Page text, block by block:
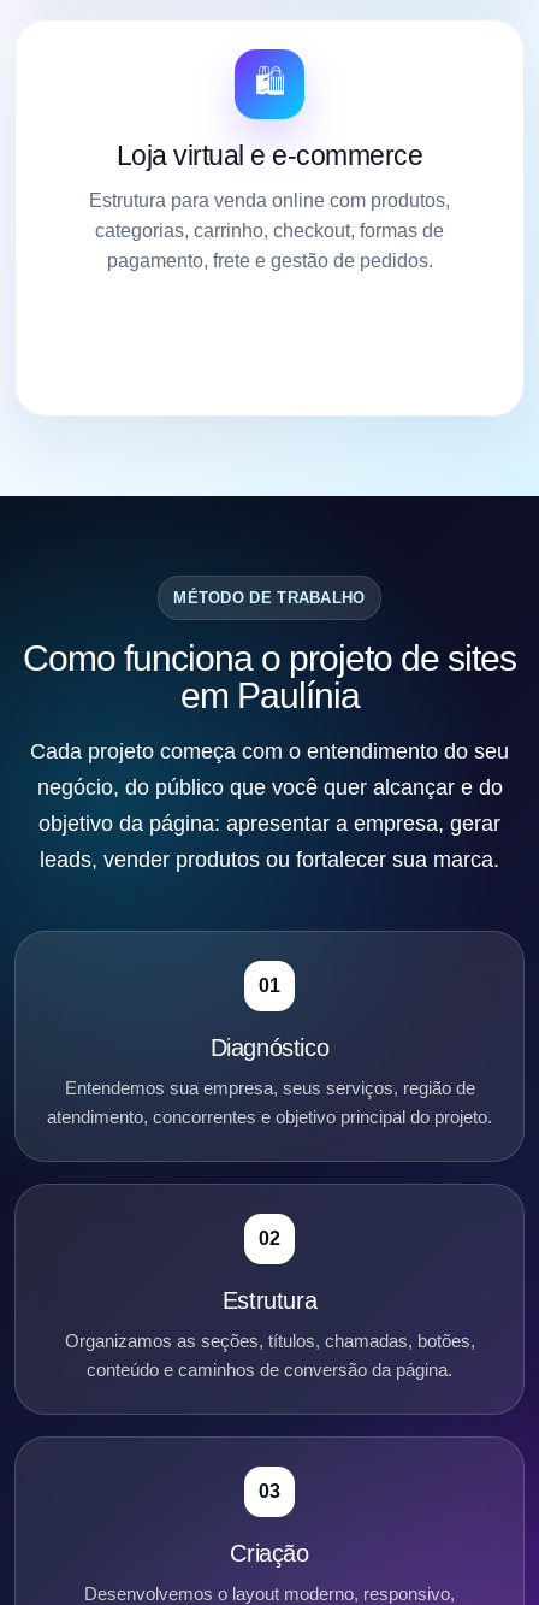
🛍️
Loja virtual e e-commerce
Estrutura para venda online com produtos,
categorias, carrinho, checkout, formas de
pagamento, frete e gestão de pedidos.
MÉTODO DE TRABALHO
Como funciona o projeto de sites
em Paulínia
Cada projeto começa com o entendimento do seu
negócio, do público que você quer alcançar e do
objetivo da página: apresentar a empresa, gerar
leads, vender produtos ou fortalecer sua marca.
01
Diagnóstico
Entendemos sua empresa, seus serviços, região de
atendimento, concorrentes e objetivo principal do projeto.
02
Estrutura
Organizamos as seções, títulos, chamadas, botões,
conteúdo e caminhos de conversão da página.
03
Criação
Desenvolvemos o layout moderno, responsivo,